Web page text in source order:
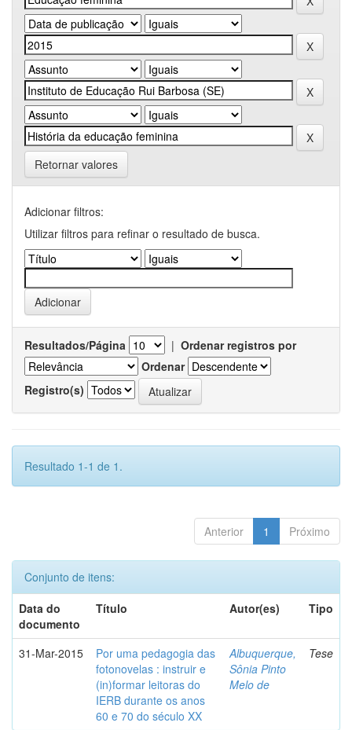
Retornar valores
Adicionar filtros:
Utilizar filtros para refinar o resultado de busca.
Resultados/Página | Ordenar registros por
Ordenar
Registro(s)
Resultado 1-1 de 1.
Anterior 1 Próximo
Conjunto de itens:
Data do
documento
Título Autor(es) Tipo
31-Mar-2015
Por uma pedagogia das
fotonovelas : instruir e
(in)formar leitoras do
IERB durante os anos
60 e 70 do século XX
Albuquerque,
Sônia Pinto
Melo de
Tese